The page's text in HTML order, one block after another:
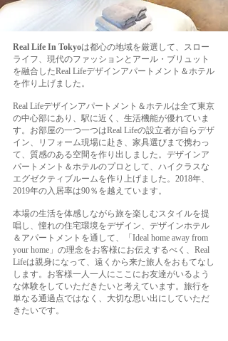
Real Life In Tokyoは都心の地域を厳選して、スロー
ライフ、現代のファッションとアール・ブリュット
を融合したReal Lifeデザインアパートメント＆ホテル
を作り上げました。
Real Lifeデザインアパートメント＆ホテルは全て東京
の中心部にあり、駅に近く、生活機能が優れていま
す。お部屋の一つ一つはReal Lifeの設立者が自らデザ
イン、リフォーム現場に赴き、家具選びまで携わっ
て、質感のある空間を作り出しました。デザインア
パートメント＆ホテルのプロとして、ハイクラスな
エグゼクティブルームを作り上げました。2018年、
2019年の入居率は90％を越えています。
本場の生活を体感しながら旅を楽しむスタイルを提
唱し、憧れの住宅環境をデザイン、デザインホテル
＆アパートメントを通して、「Ideal home away from
your home」の理念をお客様にお伝えするべく、Real
Lifeは親身になって、遠くから来た旅人をおもてなし
します。お客様一人一人にここにお友達がいるよう
な体験をしていただきたいと考えています。旅行を
単なる通過点ではなく、大切な思い出にしていただ
きたいです。